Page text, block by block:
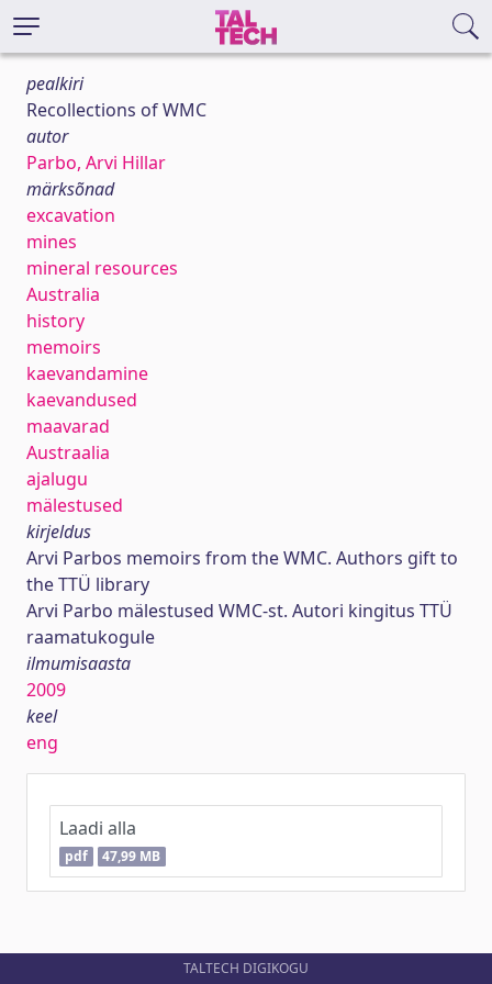
pealkiri
Recollections of WMC
autor
Parbo, Arvi Hillar
märksõnad
excavation
mines
mineral resources
Australia
history
memoirs
kaevandamine
kaevandused
maavarad
Austraalia
ajalugu
mälestused
kirjeldus
Arvi Parbos memoirs from the WMC. Authors gift to
the TTÜ library
Arvi Parbo mälestused WMC-st. Autori kingitus TTÜ
raamatukogule
ilmumisaasta
2009
keel
eng
Laadi alla
pdf 47,99 MB
TALTECH DIGIKOGU